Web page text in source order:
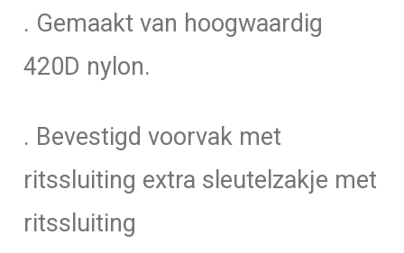
. Gemaakt van hoogwaardig
420D nylon.
. Bevestigd voorvak met
ritssluiting extra sleutelzakje met
ritssluiting